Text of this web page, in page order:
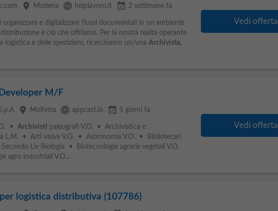
place Modena language helplavoro.it event_available 2 settimane fa
organizzare e digitalizzare flussi documentali in un ambiente
è ciò che offriamo. Per la nostra realtà operante
logistica e delle spedizioni, ricerchiamo un/una Archivista,
Vedi offerta
M/F
place Molfetta language appcast.io event_available 5 giorni fa
• Archivisti paleografi V.O. • Archivistica e
L.M. • Arti visive V.O. • Astronomia V.O. • Bibliotecari
Liv Biologia • Biotecnologie agrarie vegetali V.O.
agro industriali V.O...
Vedi offerta
logistica distributiva (107786)